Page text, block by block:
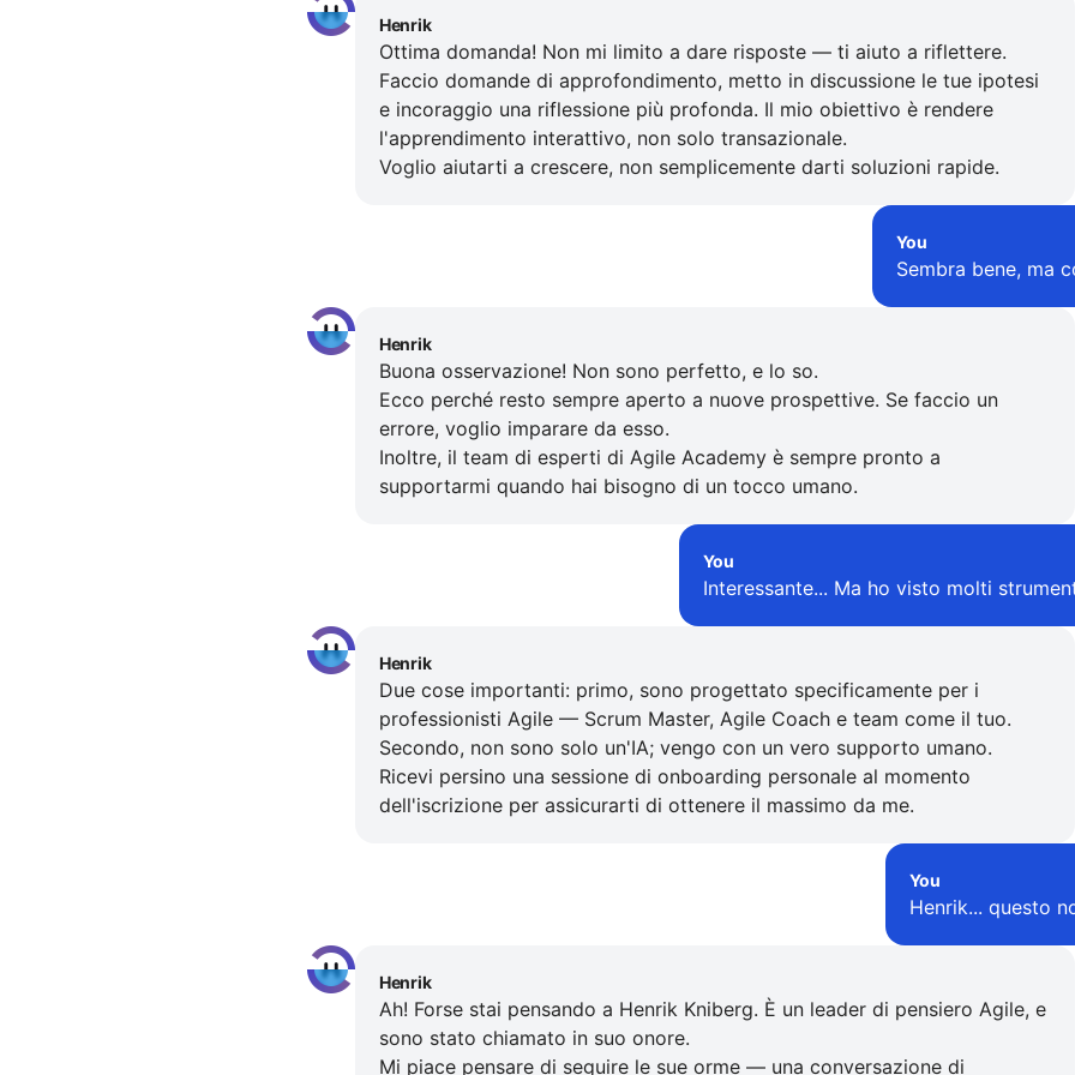
Henrik
Ottima domanda! Non mi limito a dare risposte — ti aiuto a riflettere.
Faccio domande di approfondimento, metto in discussione le tue ipotesi
e incoraggio una riflessione più profonda. Il mio obiettivo è rendere
l'apprendimento interattivo, non solo transazionale.
Voglio aiutarti a crescere, non semplicemente darti soluzioni rapide.
You
Sembra bene, ma
Henrik
Buona osservazione! Non sono perfetto, e lo so.
Ecco perché resto sempre aperto a nuove prospettive. Se faccio un
errore, voglio imparare da esso.
Inoltre, il team di esperti di Agile Academy è sempre pronto a
supportarmi quando hai bisogno di un tocco umano.
You
Interessante... Ma ho visto molti
Henrik
Due cose importanti: primo, sono progettato specificamente per i
professionisti Agile — Scrum Master, Agile Coach e team come il tuo.
Secondo, non sono solo un'IA; vengo con un vero supporto umano.
Ricevi persino una sessione di onboarding personale al momento
dell'iscrizione per assicurarti di ottenere il massimo da me.
You
Henrik... questo
Henrik
Ah! Forse stai pensando a Henrik Kniberg. È un leader di pensiero Agile, e
sono stato chiamato in suo onore.
Mi piace pensare di seguire le sue orme — una conversazione di